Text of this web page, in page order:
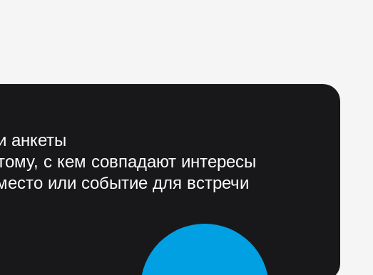
анкеты
с кем совпадают интересы
или событие для встречи